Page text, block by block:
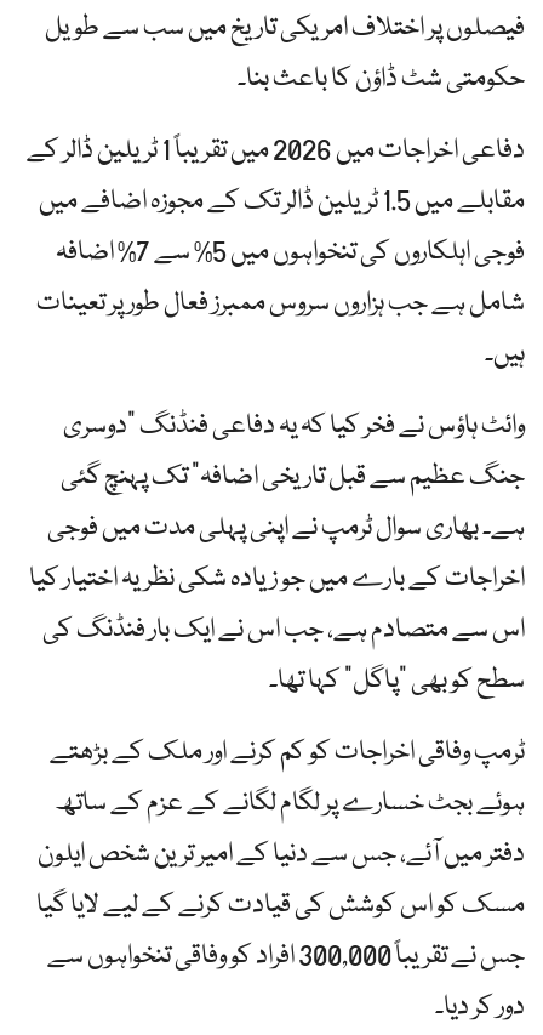
فیصلوں پر اختلاف امریکی تاریخ میں سب سے طویل
حکومتی شٹ ڈاؤن کا باعث بنا۔
دفاعی اخراجات میں 2026 میں تقریباً 1 ٹریلین ڈالر کے
مقابلے میں 1.5 ٹریلین ڈالر تک کے مجوزہ اضافے میں
فوجی اہلکاروں کی تنخواہوں میں 5% سے 7% اضافہ
شامل ہے جب ہزاروں سروس ممبرز فعال طور پر تعینات
ہیں۔
وائٹ ہاؤس نے فخر کیا کہ یہ دفاعی فنڈنگ ​​”دوسری
جنگ عظیم سے قبل تاریخی اضافہ” تک پہنچ گئی
ہے۔ بھاری سوال ٹرمپ نے اپنی پہلی مدت میں فوجی
اخراجات کے بارے میں جو زیادہ شکی نظریہ اختیار کیا
اس سے متصادم ہے، جب اس نے ایک بار فنڈنگ ​​کی
سطح کو بھی "پاگل” کہا تھا۔
ٹرمپ وفاقی اخراجات کو کم کرنے اور ملک کے بڑھتے
ہوئے بجٹ خسارے پر لگام لگانے کے عزم کے ساتھ
دفتر میں آئے، جس سے دنیا کے امیر ترین شخص ایلون
مسک کو اس کوشش کی قیادت کرنے کے لیے لایا گیا
جس نے تقریباً 300,000 افراد کو وفاقی تنخواہوں سے
دور کر دیا۔